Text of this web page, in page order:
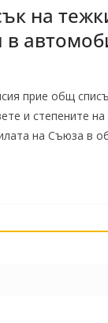
на
прие общ
и степените
на Съюза в